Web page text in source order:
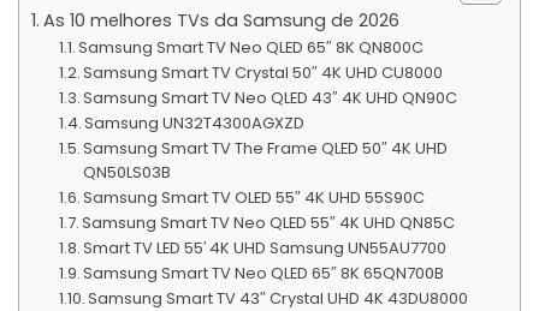
As 10 melhores TVs da Samsung de 2026
Samsung Smart TV Neo QLED 65″ 8K QN800C
Samsung Smart TV Crystal 50″ 4K UHD CU8000
Samsung Smart TV Neo QLED 43″ 4K UHD QN90C
Samsung UN32T4300AGXZD
Samsung Smart TV The Frame QLED 50″ 4K UHD
QN50LS03B
Samsung Smart TV OLED 55″ 4K UHD 55S90C
Samsung Smart TV Neo QLED 55″ 4K UHD QN85C
Smart TV LED 55′ 4K UHD Samsung UN55AU7700
Samsung Smart TV Neo QLED 65″ 8K 65QN700B
Samsung Smart TV 43″ Crystal UHD 4K 43DU8000